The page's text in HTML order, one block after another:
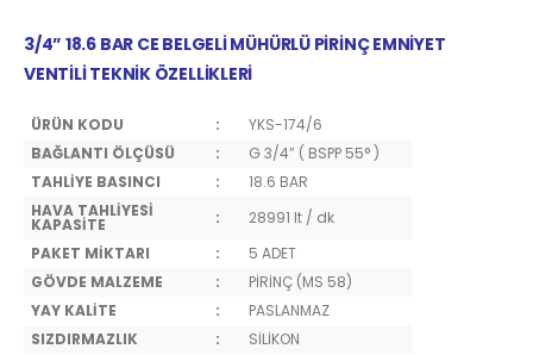
3/4” 18.6 BAR CE BELGELİ MÜHÜRLÜ PİRİNÇ EMNİYET
VENTİLİ TEKNİK ÖZELLİKLERİ
ÜRÜN KODU :
YKS-174/6
BAĞLANTI ÖLÇÜSÜ
:
G 3/4” ( BSPP 55° )
TAHLİYE BASINCI
:
18.6 BAR
HAVA TAHLİYESİ
KAPASİTE :
28991 lt / dk
PAKET MİKTARI
:
5 ADET
GÖVDE MALZEME
:
PİRİNÇ (MS 58)
YAY KALİTE
:
PASLANMAZ
SIZDIRMAZLIK
:
SİLİKON